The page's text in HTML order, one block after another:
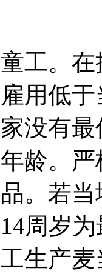
工。
用低
没有
龄。
。若
周岁
生产